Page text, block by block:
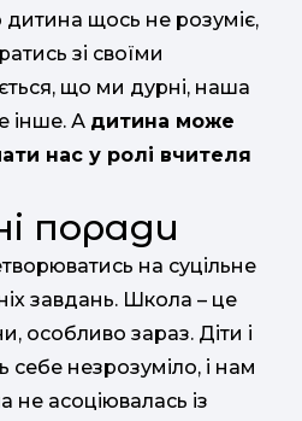
щось не розуміє,
зі своїми
що ми дурні, наша
інше. А дитина може
нас у ролі вчителя
поради
на суцільне
завдань. Школа – це
особливо зараз. Діти і
себе незрозуміло, і нам
асоціювалась із